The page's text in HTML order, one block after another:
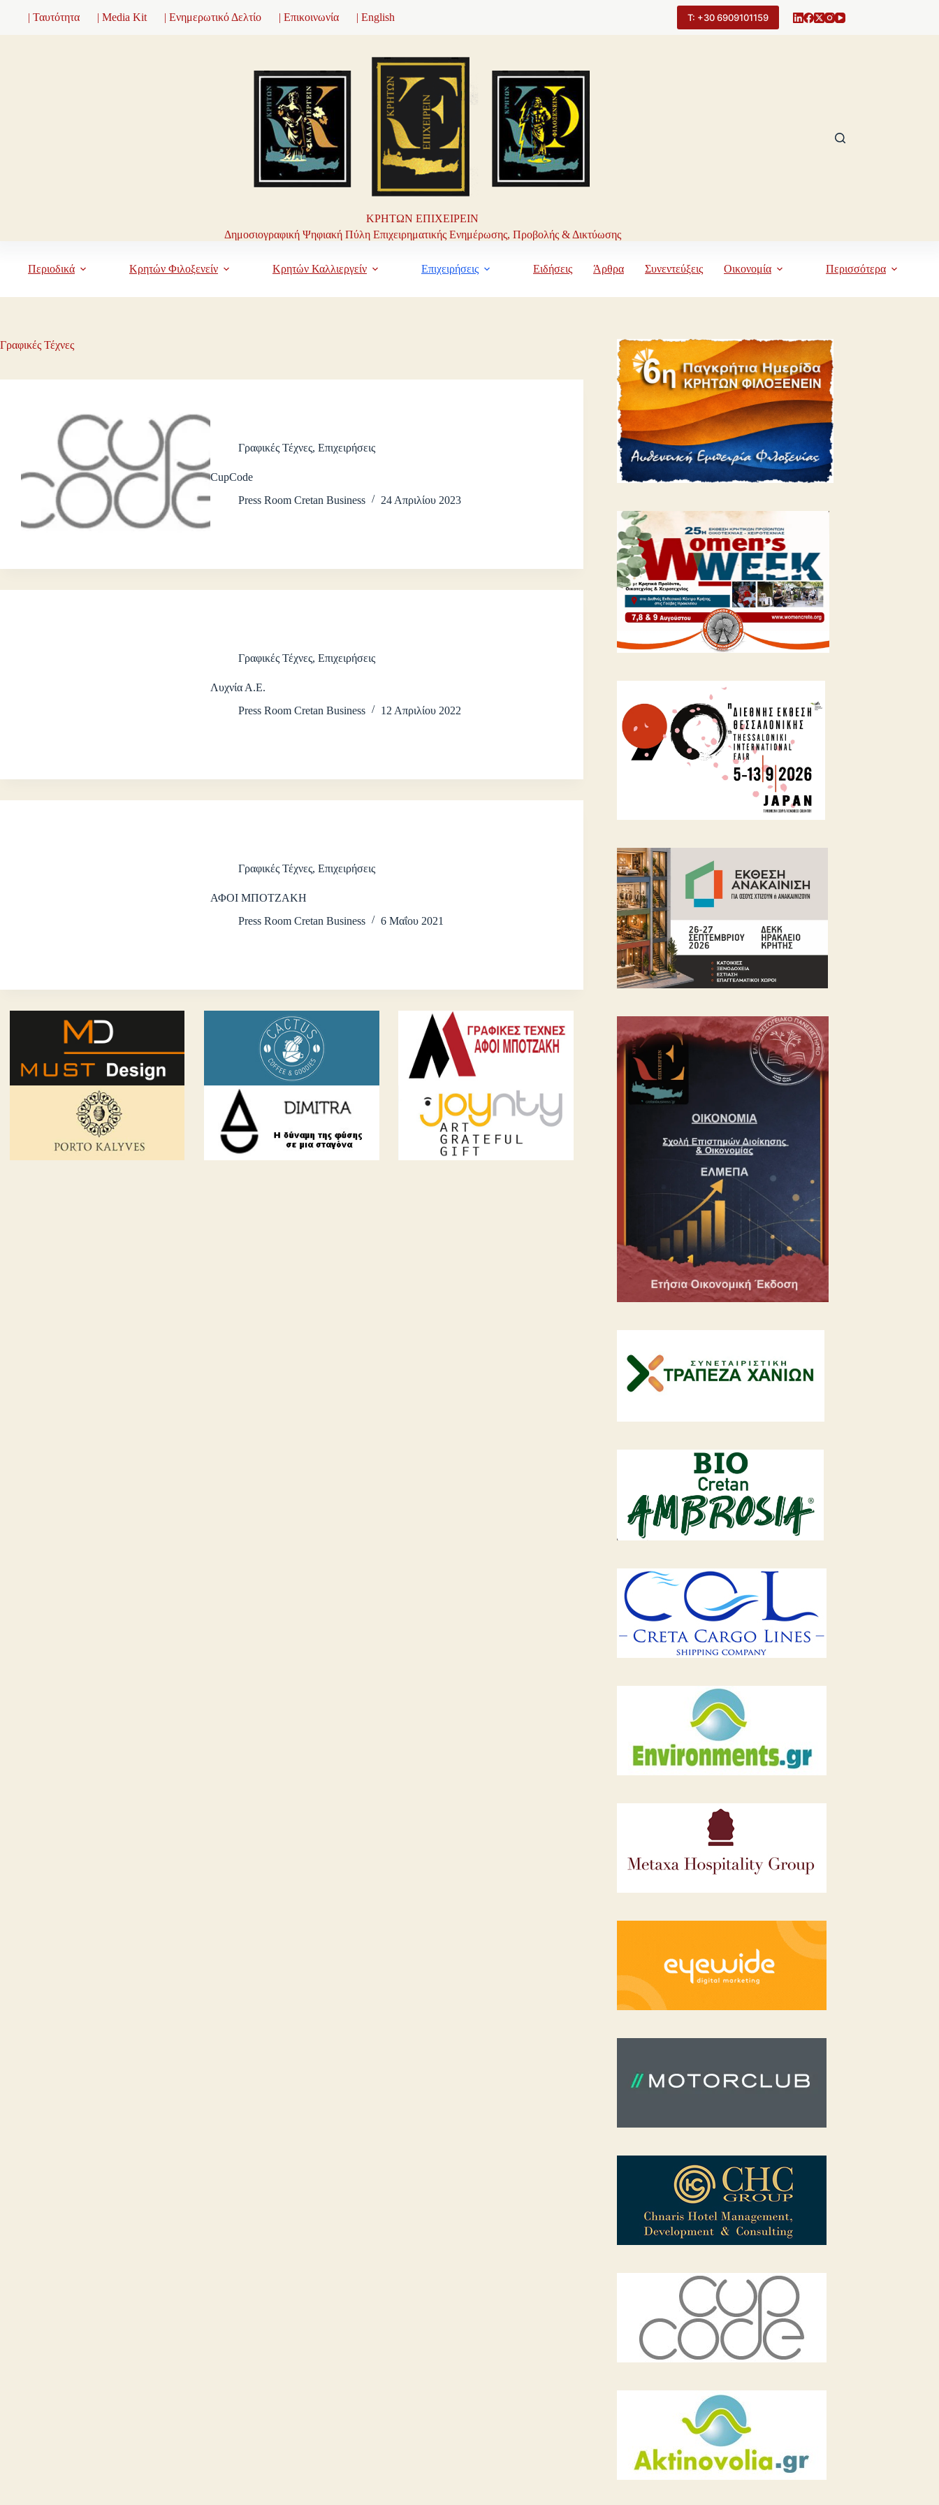
| Ταυτότητα | Media Kit | Ενημερωτικό Δελτίο | Επικοινωνία | English Τ: +30 6909101159
ΚΡΗΤΩΝ ΕΠΙΧΕΙΡΕΙΝ
Δημοσιογραφική Ψηφιακή Πύλη Επιχειρηματικής Ενημέρωσης, Προβολής & Δικτύωσης
Περιοδικά Κρητών Φιλοξενείν Κρητών Καλλιεργείν Επιχειρήσεις Ειδήσεις Άρθρα Συνεντεύξεις Οικονομία Περισσότερα
Γραφικές Τέχνες
Γραφικές Τέχνες,Επιχειρήσεις
CupCode
Press Room Cretan Business
24 Απριλίου 2023
Γραφικές Τέχνες,Επιχειρήσεις
Λυχνία Α.Ε.
Press Room Cretan Business
12 Απριλίου 2022
Γραφικές Τέχνες,Επιχειρήσεις
ΑΦΟΙ ΜΠΟΤΖΑΚΗ
Press Room Cretan Business
6 Μαΐου 2021